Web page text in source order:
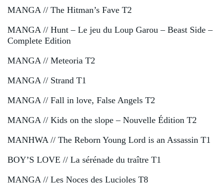
MANGA // The Hitman’s Fave T2
MANGA // Hunt – Le jeu du Loup Garou – Beast Side –
Complete Edition
MANGA // Meteoria T2
MANGA // Strand T1
MANGA // Fall in love, False Angels T2
MANGA // Kids on the slope – Nouvelle Édition T2
MANHWA // The Reborn Young Lord is an Assassin T1
BOY’S LOVE // La sérénade du traître T1
MANGA // Les Noces des Lucioles T8